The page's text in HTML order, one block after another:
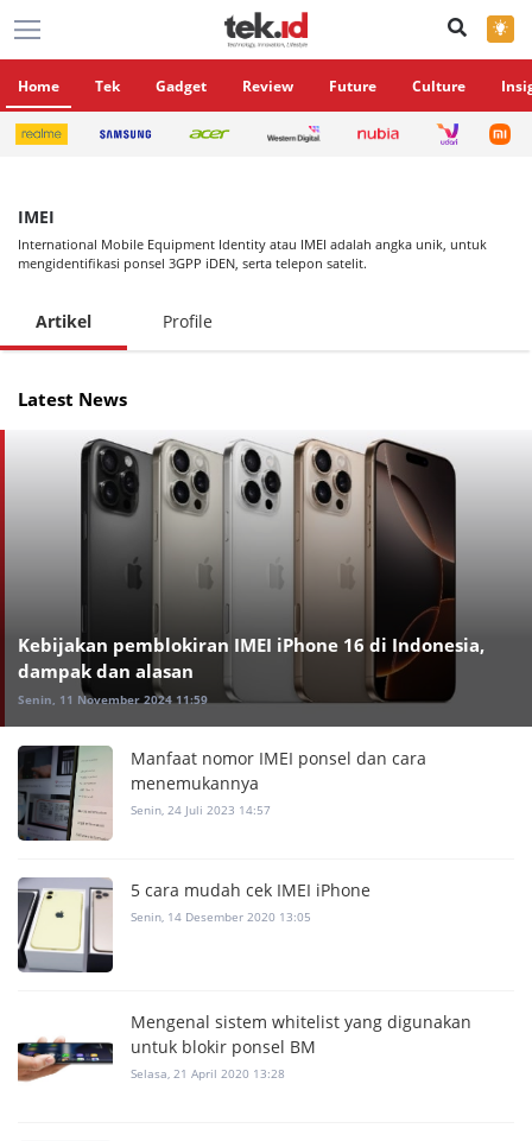
×
Home Tek Gadget Review Future Culture
IMEI
International Mobile Equipment Identity atau IMEI adalah angka unik, untuk
mengidentifikasi ponsel 3GPP iDEN, serta telepon satelit.
Artikel Profile
Latest News
Kebijakan pemblokiran IMEI iPhone 16 di Indonesia,
dampak dan alasan
Senin, 11 November 2024 11:59
Manfaat nomor IMEI ponsel dan cara
menemukannya
Senin, 24 Juli 2023 14:57
5 cara mudah cek IMEI iPhone
Senin, 14 Desember 2020 13:05
Mengenal sistem whitelist yang digunakan
untuk blokir ponsel BM
Selasa, 21 April 2020 13:28